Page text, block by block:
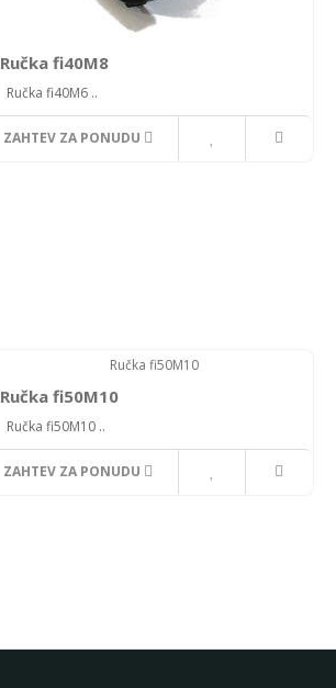
Ručka fi40M8
Ručka fi40M6 ..
ZAHTEV ZA PONUDU
Ručka fi50M10
Ručka fi50M10 ..
ZAHTEV ZA PONUDU